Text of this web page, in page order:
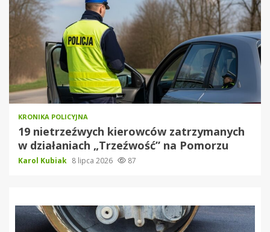
KRONIKA POLICYJNA
19 nietrzeźwych kierowców zatrzymanych
w działaniach „Trzeźwość” na Pomorzu
Karol Kubiak 8 lipca 2026 87